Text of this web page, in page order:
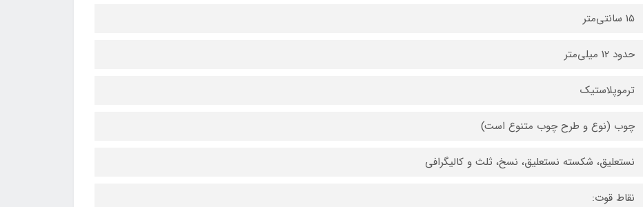
15 سانتی‌متر
حدود 12 میلی‌متر
ترموپلاستیک
چوب (نوع و طرح چوب متنوع است)
نستعلیق، شکسته نستعلیق، نسخ، ثلث و کالیگرافی
نقاط قوت: